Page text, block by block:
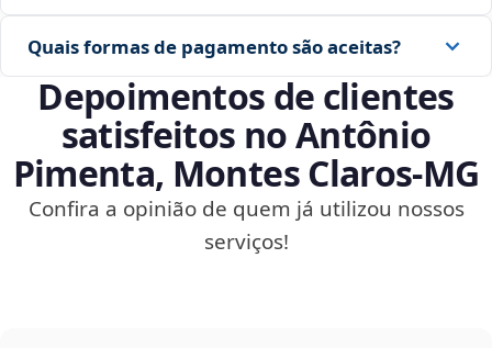
Quais formas de pagamento são aceitas?
Depoimentos de clientes
satisfeitos no Antônio
Pimenta, Montes Claros‑MG
Confira a opinião de quem já utilizou nossos
serviços!